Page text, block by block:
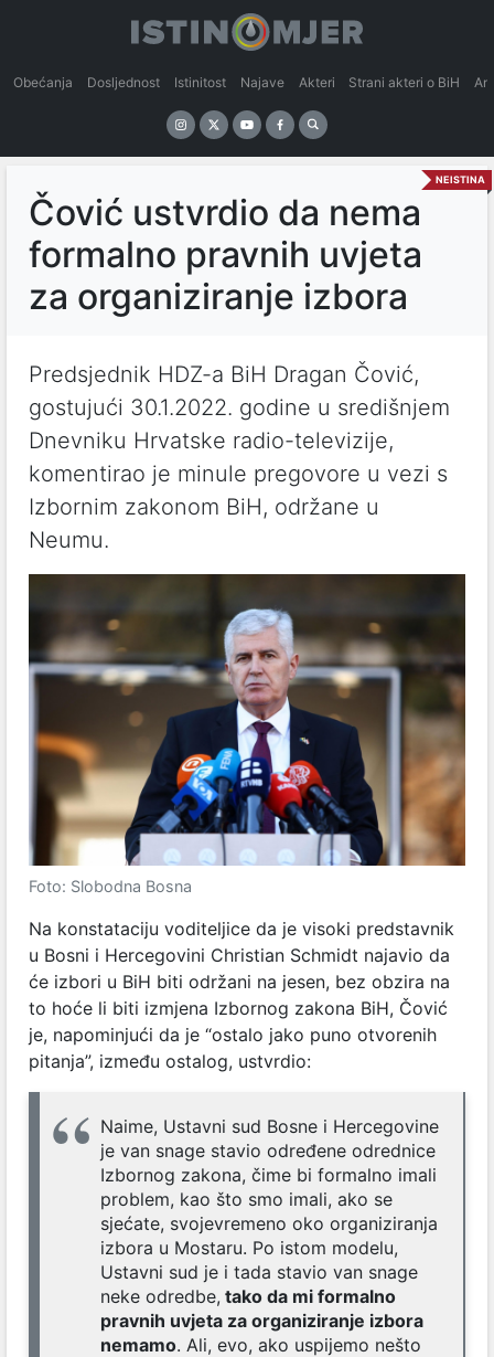
Obećanja Dosljednost Istinitost Najave Akteri Strani akteri o BiH
NEISTINA
Čović ustvrdio da nema
formalno pravnih uvjeta
za organiziranje izbora
Predsjednik HDZ-a BiH Dragan Čović,
gostujući 30.1.2022. godine u središnjem
Dnevniku Hrvatske radio-televizije,
komentirao je minule pregovore u vezi s
Izbornim zakonom BiH, održane u
Neumu.
Foto: Slobodna Bosna
Na konstataciju voditeljice da je visoki predstavnik
u Bosni i Hercegovini Christian Schmidt najavio da
će izbori u BiH biti održani na jesen, bez obzira na
to hoće li biti izmjena Izbornog zakona BiH, Čović
je, napominjući da je “ostalo jako puno otvorenih
pitanja”, između ostalog, ustvrdio:
Naime, Ustavni sud Bosne i Hercegovine
je van snage stavio određene odrednice
Izbornog zakona, čime bi formalno imali
problem, kao što smo imali, ako se
sjećate, svojevremeno oko organiziranja
izbora u Mostaru. Po istom modelu,
Ustavni sud je i tada stavio van snage
neke odredbe, tako da mi formalno
pravnih uvjeta za organiziranje izbora
nemamo. Ali, evo, ako uspijemo nešto